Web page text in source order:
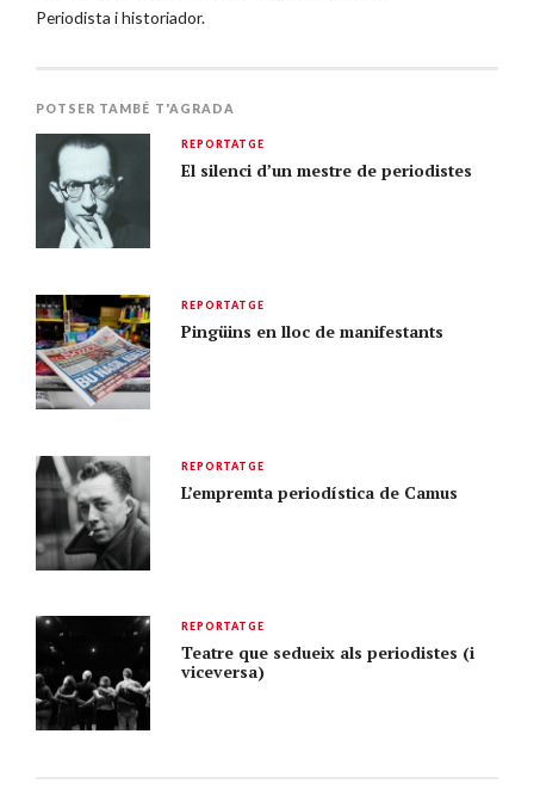
Periodista i historiador.
POTSER TAMBÉ T'AGRADA
REPORTATGE
El silenci d’un mestre de periodistes
REPORTATGE
Pingüins en lloc de manifestants
REPORTATGE
L’empremta periodística de Camus
REPORTATGE
Teatre que sedueix als periodistes (i
viceversa)